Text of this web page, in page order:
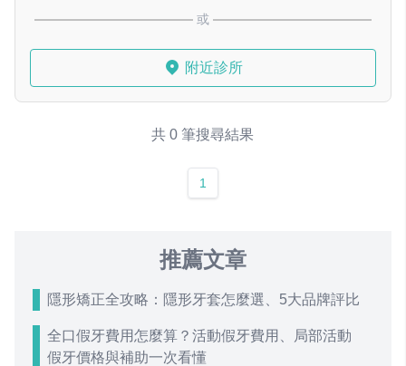
或
附近診所
共 0 筆搜尋結果
1
推薦文章
隱形矯正全攻略：隱形牙套怎麼選、5大品牌評比
全口假牙費用怎麼算？活動假牙費用、局部活動
假牙價格與補助一次看懂